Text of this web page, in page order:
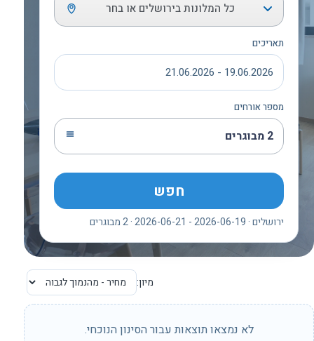
כל המלונות בירושלים או בחר
תאריכים
19.06.2026 - 21.06.2026
מספר אורחים
2 מבוגרים
חפש
ירושלים · 2026-06-19 - 2026-06-21 · 2 מבוגרים
מיון:
לא נמצאו תוצאות עבור הסינון הנוכחי.